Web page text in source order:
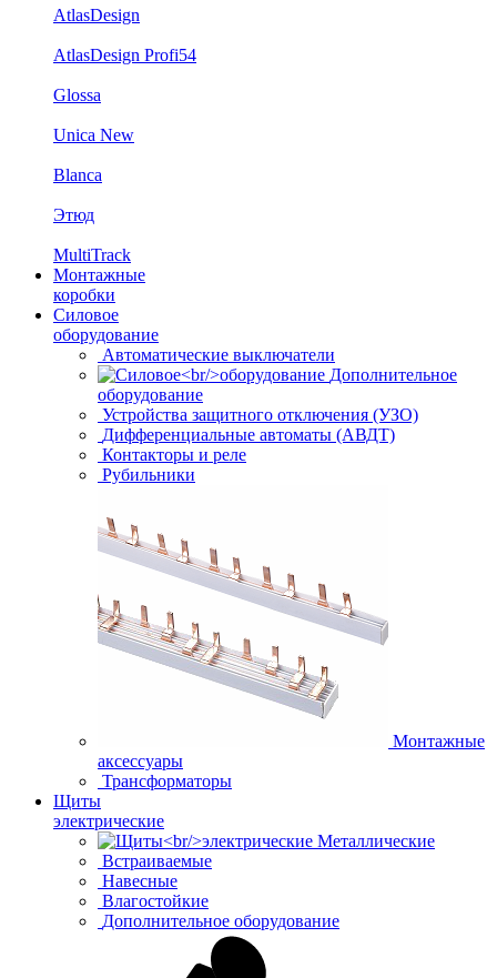
AtlasDesign
AtlasDesign Profi54
Glossa
Unica New
Blanca
Этюд
MultiTrack
Монтажные
коробки
Силовое
оборудование
Автоматические выключатели
Дополнительное
оборудование
Устройства защитного отключения (УЗО)
Дифференциальные автоматы (АВДТ)
Контакторы и реле
Рубильники
Монтажные
аксессуары
Трансформаторы
Щиты
электрические
Металлические
Встраиваемые
Навесные
Влагостойкие
Дополнительное оборудование